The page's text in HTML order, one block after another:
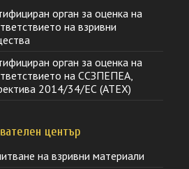
орган за оценка на
на взривни
орган за оценка на
на ССЗПЕПЕА,
2014/34/ЕС (ATEX)
център
на взривни материали